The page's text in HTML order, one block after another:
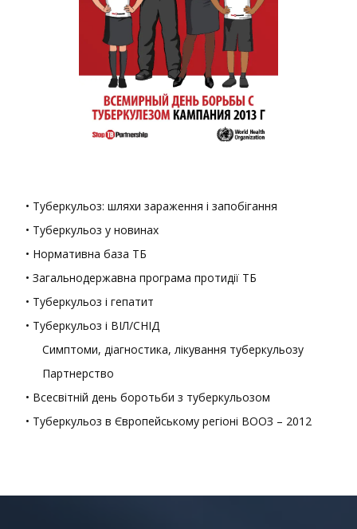
• Туберкульоз: шляхи зараження і запобігання
• Туберкульоз у новинах
• Нормативна база ТБ
• Загальнодержавна програма протидії ТБ
• Туберкульоз і гепатит
• Туберкульоз і ВІЛ/СНІД
Симптоми, діагностика, лікування туберкульозу
Партнерство
• Всесвітній день боротьби з туберкульозом
• Туберкульоз в Європейському регіоні ВООЗ – 2012